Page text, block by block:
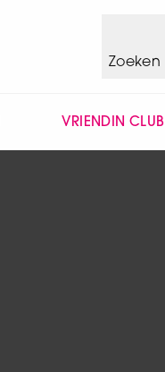
Zoeken
VRIENDIN CLUB